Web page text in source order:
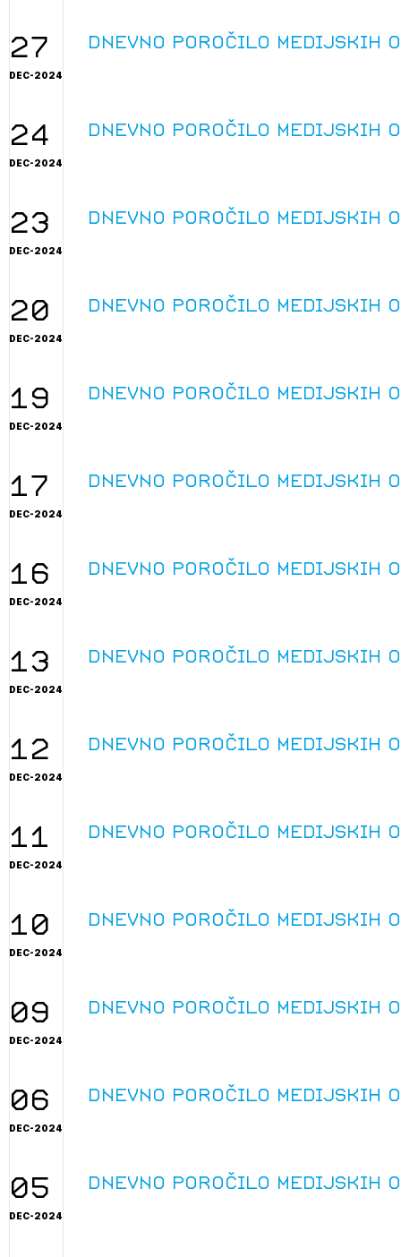
27
DEC-2024
Dnevno poročilo medijskih
24
DEC-2024
Dnevno poročilo medijskih
23
DEC-2024
Dnevno poročilo medijskih
20
DEC-2024
Dnevno poročilo medijskih
19
DEC-2024
Dnevno poročilo medijskih
17
DEC-2024
Dnevno poročilo medijskih
16
DEC-2024
Dnevno poročilo medijskih
13
DEC-2024
Dnevno poročilo medijskih
12
DEC-2024
Dnevno poročilo medijskih
11
DEC-2024
Dnevno poročilo medijskih
10
DEC-2024
Dnevno poročilo medijskih
09
DEC-2024
Dnevno poročilo medijskih
06
DEC-2024
Dnevno poročilo medijskih
05
DEC-2024
Dnevno poročilo medijskih